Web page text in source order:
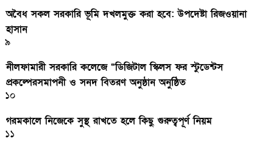
অবৈধ সকল সরকারি ভূমি দখলমুক্ত করা হবে: উপদেষ্টা রিজওয়ানা
হাসান
৯
নীলফামারী সরকারি কলেজে “ডিজিটাল স্কিলস ফর স্টুডেন্টস
প্রকল্পেরসমাপনী ও সনদ বিতরণ অনুষ্ঠান অনুষ্ঠিত
১০
গরমকালে নিজেকে সুস্থ রাখতে হলে কিছু গুরুত্বপূর্ণ নিয়ম
১১